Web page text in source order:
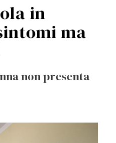
in
ma
non presenta